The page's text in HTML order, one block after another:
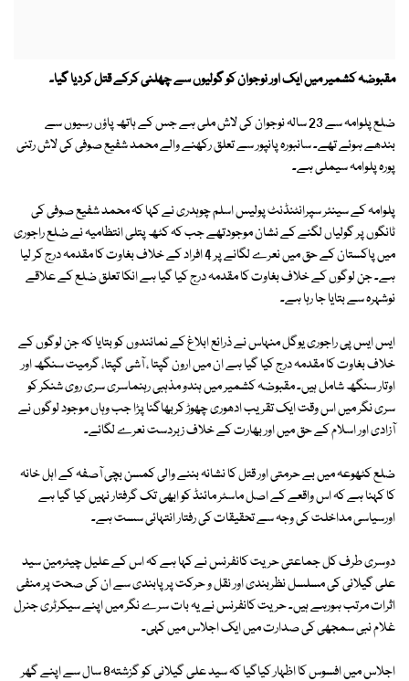
مقبوضہ کشمیر میں ایک اور نوجوان کو گولیوں سے چھلنی کرکے قتل کردیا گیا۔
ضلع پلوامہ سے 23 سالہ نوجوان کی لاش ملی ہے جس کے ہاتھ پاؤں رسیوں سے
بندھے ہوئے تھے۔ سانبورہ پانپور سے تعلق رکھنے والے محمد شفیع صوفی کی لاش رتنی
پورہ پلوامہ سیملی ہے۔
پلوامہ کے سینئر سپرانٹنڈنٹ پولیس اسلم چوہدری نے کہا کہ محمد شفیع صوفی کی
ٹانگوں پر گولیاں لگنے کے نشان موجودتھے جب کہ کٹھ پتلی انتظامیہ نے ضلع راجوری
میں پاکستان کے حق میں نعرے لگانے پر 4 افراد کے خلاف بغاوت کا مقدمہ درج کر لیا
ہے۔ جن لوگوں کے خلاف بغاوت کا مقدمہ درج کیا گیا ہے انکا تعلق ضلع کے علاقے
نوشہرہ سے بتایا جا رہا ہے۔
ایس ایس پی راجوری یوگل منہاس نے ذرائع ابلاغ کے نمائندوں کو بتایا کہ جن لوگوں کے
خلاف بغاوت کا مقدمہ درج کیا گیا ہے ان میں ارون گپتا ، آشی گپتا، گرمیت سنگھ اور
اوتار سنگھ شامل ہیں۔ مقبوضہ کشمیر میں ہندو مذہبی رہنماسری سری روی شنکر کو
سری نگر میں اس وقت ایک تقریب ادھوری چھوڑ کربھاگنا پڑا جب وہاں موجود لوگوں نے
آزادی اور اسلام کے حق میں اور بھارت کے خلاف زبردست نعرے لگائے۔
ضلع کٹھوعہ میں بے حرمتی اور قتل کا نشانہ بننے والی کمسن بچی آصفہ کے اہل خانہ
کا کہنا ہے کہ اس واقعے کے اصل ماسٹر مائنڈ کو ابھی تک گرفتار نہیں کیا گیا ہے
اورسیاسی مداخلت کی وجہ سے تحقیقات کی رفتار انتہائی سست ہے۔
دوسری طرف کل جماعتی حریت کانفرنس نے کہا ہے کہ اس کے علیل چیئرمین سید
علی گیلانی کی مسلسل نظربندی اور نقل و حرکت پر پابندی سے ان کی صحت پر منفی
اثرات مرتب ہورہے ہیں۔ حریت کانفرنس نے یہ بات سرے نگر میں اپنے سیکرٹری جنرل
غلام نبی سمجھی کی صدارت میں ایک اجلاس میں کہی۔
اجلاس میں افسوس کا اظہار کیاگیا کہ سید علی گیلانی کو گزشتہ8 سال سے اپنے گھر